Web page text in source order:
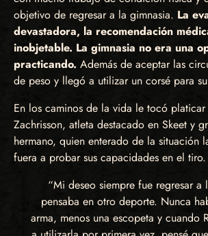
objetivo de regresar a la gimnasia. La
devastadora, la recomendación
inobjetable. La gimnasia no era una
practicando. Además de aceptar las
de peso y llegó a utilizar un corsé para
En los caminos de la vida le tocó
Zachrisson, atleta destacado en Skeet y
hermano, quien enterado de la situación
fuera a probar sus capacidades en el tiro.
“Mi deseo siempre fue regresar a
pensaba en otro deporte. Nunca
arma, menos una escopeta y cuando